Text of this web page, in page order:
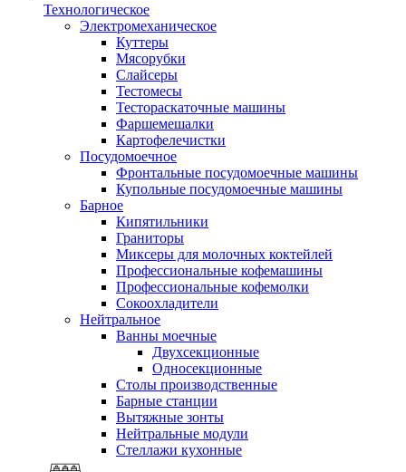
Технологическое
Электромеханическое
Куттеры
Мясорубки
Слайсеры
Тестомесы
Тестораскаточные машины
Фаршемешалки
Картофелечистки
Посудомоечное
Фронтальные посудомоечные машины
Купольные посудомоечные машины
Барное
Кипятильники
Граниторы
Миксеры для молочных коктейлей
Профессиональные кофемашины
Профессиональные кофемолки
Сокоохладители
Нейтральное
Ванны моечные
Двухсекционные
Односекционные
Столы производственные
Барные станции
Вытяжные зонты
Нейтральные модули
Стеллажи кухонные